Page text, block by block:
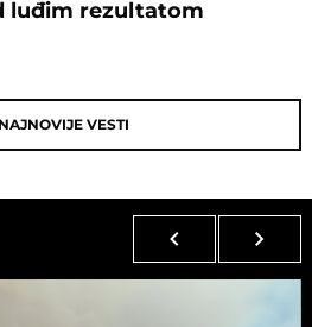
luđim rezultatom
VESTI